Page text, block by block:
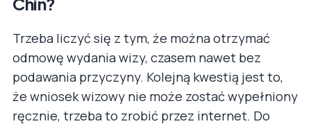
Trzeba liczyć się z tym, że można otrzymać
odmowę wydania wizy, czasem nawet bez
podawania przyczyny. Kolejną kwestią jest to,
że wniosek wizowy nie może zostać wypełniony
ręcznie, trzeba to zrobić przez internet. Do